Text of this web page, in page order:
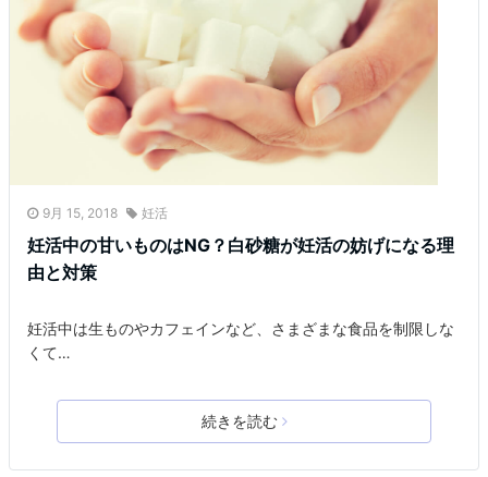
9月 15, 2018 妊活
妊活中の甘いものはNG？白砂糖が妊活の妨げになる理
由と対策
妊活中は生ものやカフェインなど、さまざまな食品を制限しな
くて…
続きを読む